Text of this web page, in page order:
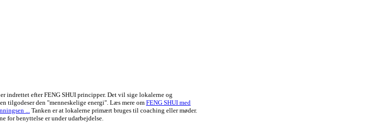
indrettet efter FENG SHUI principper. Det vil sige lokalerne og
tilgodeser den "menneskelige energi". Læs mere om FENG SHUI med
... Tanken er at lokalerne primært bruges til coaching eller møder.
for benyttelse er under udarbejdelse.